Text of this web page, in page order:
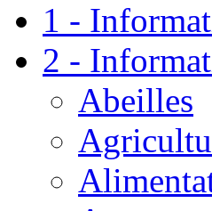
1 -
2 -
Abeilles